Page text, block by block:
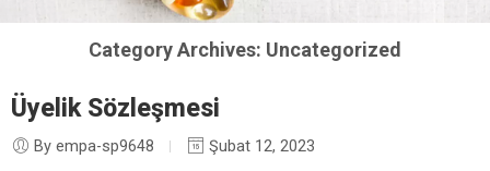
Category Archives: Uncategorized
Üyelik Sözleşmesi
By empa-sp9648
Şubat 12, 2023